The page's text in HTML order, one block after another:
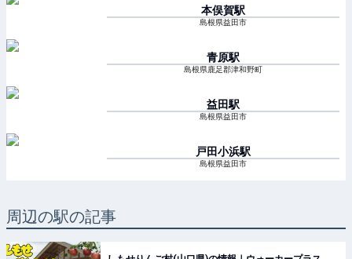
本俣賀駅
島根県益田市
青原駅
島根県鹿足郡津和野町
益田駅
島根県益田市
戸田小浜駅
島根県益田市
周辺の駅の記事